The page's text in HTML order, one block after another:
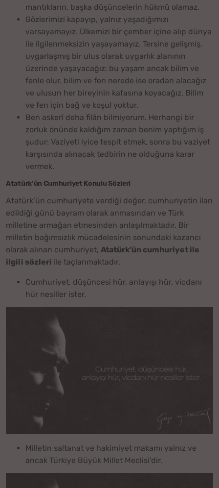
mantıkların, başka düşüncelerin hükmü olamaz.
Gözlerimizi kapayıp, yalnız yaşadığımızı
varsayamayız. Ülkemizi bir çember içine alıp dünya
ile ilgilenmeksizin yaşayamayız. Tersine gelişmiş,
uygarlaşmış bir ulus olarak uygarlık alanının
üzerinde yaşayacağız: bu yaşam ancak bilim ve
fenle olur. bilim ve fen nerede ise oradan alacağız
ve ulusun her bireyinin kafasına koyacağız. Bilim
ve fen için bağ ve koşul yoktur.
Ben askerî deha filân bilmiyorum. Herhangi bir
zorluk önünde kaldığım zaman benim yaptığım iş
şudur: Vaziyeti iyice tespit etmek, sonra bu vaziyet
karşısında alınacak tedbirin ne olduğuna karar
vermek.
Atatürk’ün Cumhuriyet Konulu Sözleri
Atatürk’ün cumhuriyete verdiği değer, cumhuriyetin ilan
edildiği günü bayram olarak anmasından ve Türk
milletine armağan etmesinden anlaşılmaktadır. Bir
milletin bağımsızlık mücadelesinin sonundaki kazancı
olarak alınan cumhuriyet, Atatürk’ün cumhuriyet ile
ilgili sözleri ile taçlanmaktadır.
Cumhuriyet, düşüncesi hür, anlayışı hür, vicdanı
hür nesiller ister.
Milletin saltanat ve hakimiyet makamı yalnız ve
ancak Türkiye Büyük Millet Meclisi’dir.